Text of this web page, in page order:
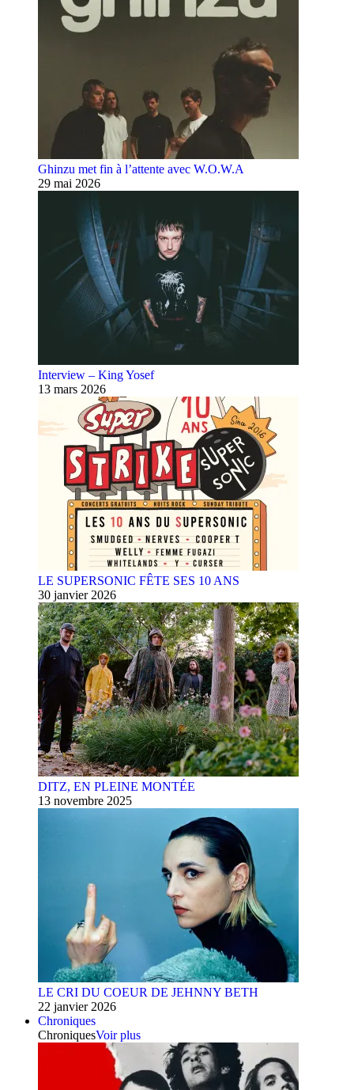
Ghinzu met fin à l’attente avec W.O.W.A
29 mai 2026
Interview – King Yosef
13 mars 2026
LE SUPERSONIC FÊTE SES 10 ANS
30 janvier 2026
DITZ, EN PLEINE MONTÉE
13 novembre 2025
LE CRI DU COEUR DE JEHNNY BETH
22 janvier 2026
Chroniques
ChroniquesVoir plus